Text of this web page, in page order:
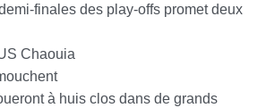
finales des play-offs promet deux
Chaouia
à huis clos dans de grands